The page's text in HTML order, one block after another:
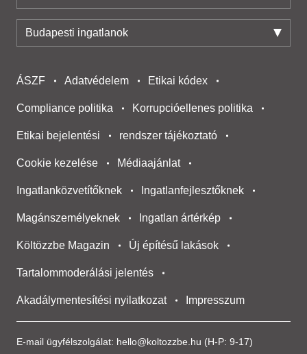
Budapesti ingatlanok
E-mail ügyfélszolgálat: hello@koltozzbe.hu (H-P: 9-17)
ÁSZF Adatvédelem Etikai kódex
Compliance politika Korrupcióellenes politika
Etikai bejelentési rendszer tájékoztató
Cookie kezelése Médiaajánlat
Ingatlanközvetítőknek Ingatlanfejlesztőknek
Magánszemélyeknek Ingatlan ártérkép
Költözzbe Magazin Új építésű lakások
Tartalommoderálási jelentés
Akadálymentesítési nyilatkozat Impresszum